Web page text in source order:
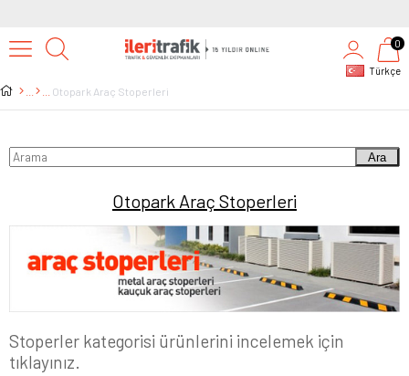
Türkçe
0
Otopark Araç Stoperleri
Ara
Otopark Araç Stoperleri
Stoperler kategorisi ürünlerini incelemek için
tıklayınız.